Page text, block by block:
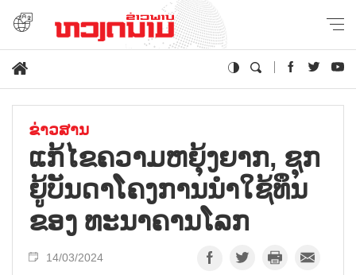
ຂ່າວສານ
ແກ້​ໄຂ​ຄວາມ​ຫຍຸ້ງ​ຍາກ, ຊຸກ​
ຍູ້​ບັນ​ດາ​ໂຄງ​ການ​ນຳ​ໃຊ້​ທຶນ​
ຂອງ ທະ​ນາ​ຄານ​ໂລກ
14/03/2024